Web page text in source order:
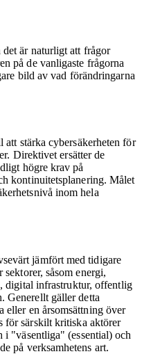
är naturligt att frågor
på de vanligaste frågorna
bild av vad förändringarna
stärka cybersäkerheten för
Direktivet ersätter de
högre krav på
kontinuitetsplanering. Målet
inom hela
jämfört med tidigare
såsom energi,
digital infrastruktur, offentlig
Generellt gäller detta
eller en årsomsättning över
för särskilt kritiska aktörer
i "väsentliga" (essential) och
på verksamhetens art.